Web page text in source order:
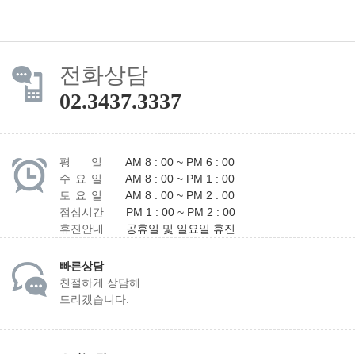
전화상담
02.3437.3337
평 일
AM 8 : 00 ~ PM 6 : 00
수 요 일
AM 8 : 00 ~ PM 1 : 00
토 요 일
AM 8 : 00 ~ PM 2 : 00
점심시간
PM 1 : 00 ~ PM 2 : 00
휴진안내
공휴일 및 일요일 휴진
빠른상담
친절하게 상담해
드리겠습니다.